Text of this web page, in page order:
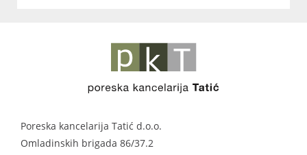
Poreska kancelarija Tatić d.o.o.
Omladinskih brigada 86/37.2